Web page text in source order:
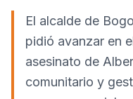
El alcalde de
pidió avanzar en
asesinato de
comunitario y